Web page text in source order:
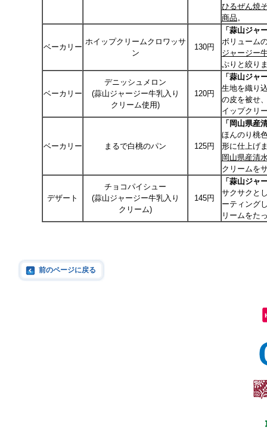
ひるぜん焼
商品。
ベーカリー
ホイップクリームクロワッサ
ン
130円
「蒜山ジャ
ボリューム
ジャージー
ぷりと絞り
ベーカリー
デニッシュメロン
(蒜山ジャージー牛乳入り
クリーム使用)
120円
「蒜山ジャ
生地を織り
の皮を被せ
イップクリ
ベーカリー まるで白桃のパン 125円
「岡山県産
ほんのり桃
形に仕上げ
岡山県産清
クリームを
デザート
チョコパイシュー
(蒜山ジャージー牛乳入り
クリーム)
145円
「蒜山ジャ
サクサクと
ーティング
リームをた
前のページに戻る